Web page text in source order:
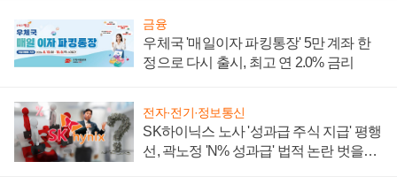
금융
우체국 '매일이자 파킹통장' 5만 계좌 한
정으로 다시 출시, 최고 연 2.0% 금리
전자·전기·정보통신
SK하이닉스 노사 '성과급 주식 지급' 평행
선, 곽노정 'N% 성과급' 법적 논란 벗을지